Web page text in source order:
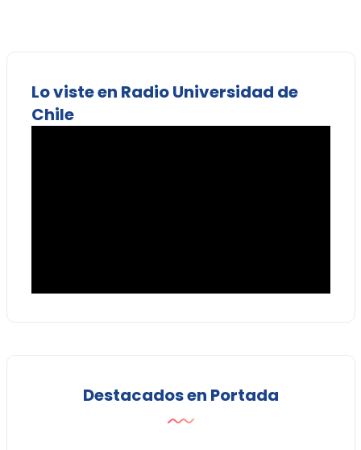
Lo viste en Radio Universidad de
Chile
Destacados en Portada